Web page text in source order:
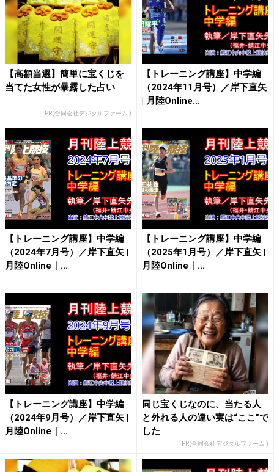
【高額当選】簡単に宝くじを
当てた女性が暴露した占い
PR(合同会社デジタルファーム )
【トレーニング講座】中学編
（2024年11月号）／岸下直矢
| 月陸Online...
【トレーニング講座】中学編
（2024年7月号）／岸下直矢 |
月陸Online｜...
【トレーニング講座】中学編
（2025年1月号）／岸下直矢 |
月陸Online｜...
【トレーニング講座】中学編
（2024年9月号）／岸下直矢 |
月陸Online｜...
同じ宝くじなのに、当たる人
と外れる人の違い実は“ここ”で
した
PR(合同会社デジタルファーム )